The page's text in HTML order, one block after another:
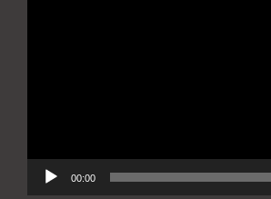
00:00